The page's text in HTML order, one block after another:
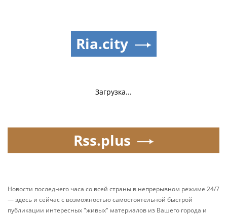
Загрузка...
Ria.city
Rss.plus
Новости последнего часа со всей страны в непрерывном режиме 24/7
— здесь и сейчас с возможностью самостоятельной быстрой
публикации интересных "живых" материалов из Вашего города и